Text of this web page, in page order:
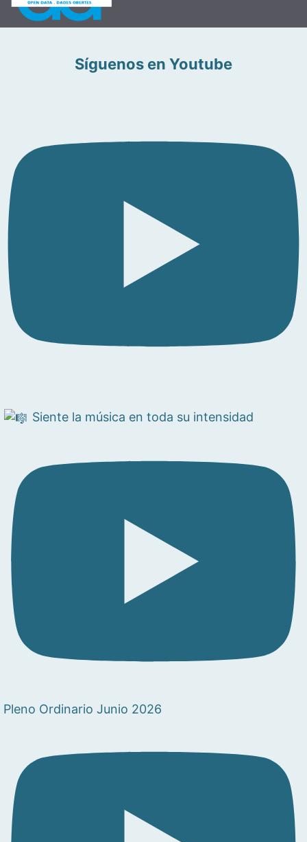
Síguenos en Youtube
Siente la música en toda su intensidad
Pleno Ordinario Junio 2026